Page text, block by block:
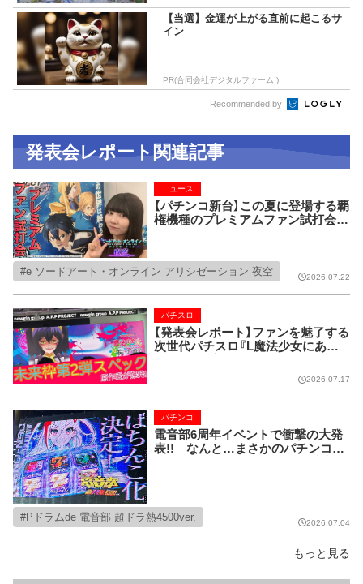
【当選】金運が上がる直前に起こるサ
イン
PR(合同会社デジタルファーム )
Recommended by
発表会レポート関連記事
【パチンコ新台】この夏に登場する覇
権機種のプレミアムファン試打会に
ニュース
e ソードアート・オンライン アリシゼーション 夜空 2026.07.22
【発表会レポート】ファンを魅了する
次世代パチスロ『L魔法少女にあこ
パチスロ
2026.07.17
電音部6周年イベントで衝撃の大発
表!! なんと…まさかのパチンコ
パチンコ
Pドラムde 電音部 超ドラ熱4500ver. 2026.07.04
もっと見る